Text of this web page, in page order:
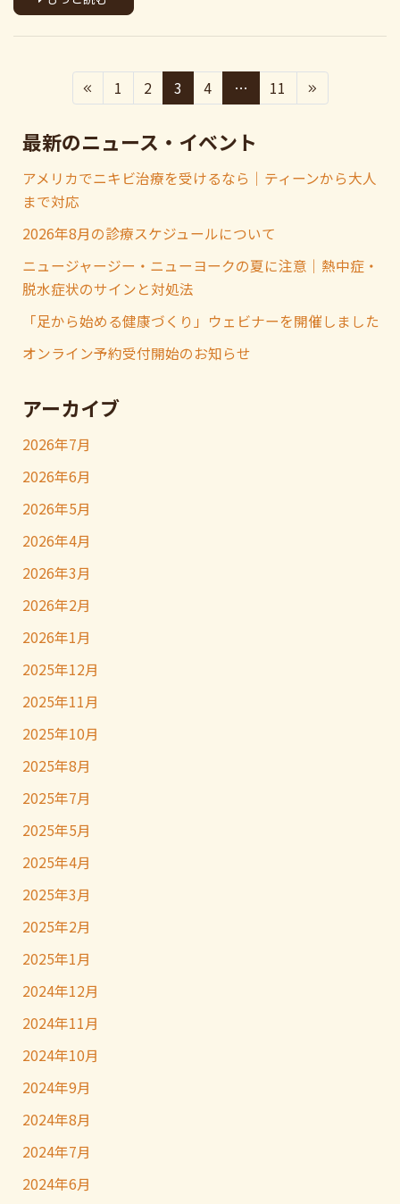
1 2 3 4 … 11
最新のニュース・イベント
アメリカでニキビ治療を受けるなら｜ティーンから大人
まで対応
2026年8月の診療スケジュールについて
ニュージャージー・ニューヨークの夏に注意｜熱中症・
脱水症状のサインと対処法
「足から始める健康づくり」ウェビナーを開催しました
オンライン予約受付開始のお知らせ
アーカイブ
2026年7月
2026年6月
2026年5月
2026年4月
2026年3月
2026年2月
2026年1月
2025年12月
2025年11月
2025年10月
2025年8月
2025年7月
2025年5月
2025年4月
2025年3月
2025年2月
2025年1月
2024年12月
2024年11月
2024年10月
2024年9月
2024年8月
2024年7月
2024年6月